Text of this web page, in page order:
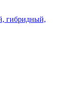
гибридный,